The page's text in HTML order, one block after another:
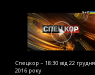
Спецкор – 18:30 від 22 грудня
2016 року